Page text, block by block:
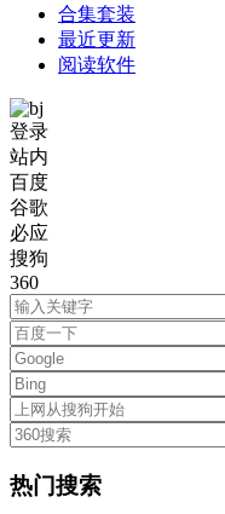
合集套装
最近更新
阅读软件
登录
站内
百度
谷歌
必应
搜狗
360
热门搜索